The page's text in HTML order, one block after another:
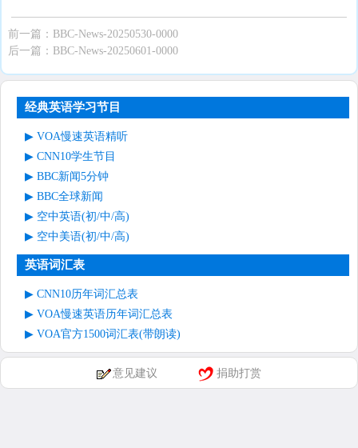
前一篇： BBC-News-20250530-0000
后一篇： BBC-News-20250601-0000
经典英语学习节目
VOA慢速英语精听
CNN10学生节目
BBC新闻5分钟
BBC全球新闻
空中英语(初/中/高)
空中美语(初/中/高)
英语词汇表
CNN10历年词汇总表
VOA慢速英语历年词汇总表
VOA官方1500词汇表(带朗读)
意见建议 捐助打赏